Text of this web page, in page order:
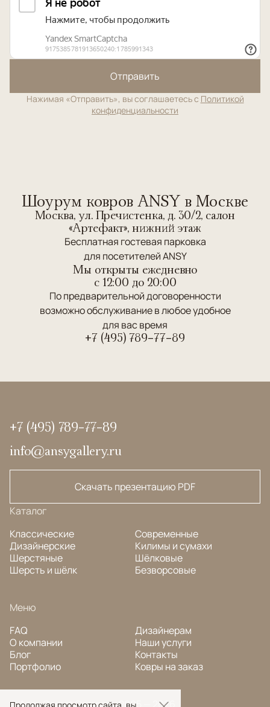
Отправить
Нажимая «Отправить», вы соглашаетесь с Политикой
конфиденциальности
Шоурум ковров ANSY в Москве
Москва, ул. Пречистенка, д. 30/2, салон
«Артефакт», нижний этаж
Бесплатная гостевая парковка
для посетителей ANSY
Мы открыты ежедневно
c 12:00 до 20:00
По предварительной договоренности
возможно обслуживание в любое удобное
для вас время
+7 (495) 789-77-89
+7 (495) 789-77-89
info@ansygallery.ru
Скачать презентацию PDF
Каталог
Классические
Дизайнерские
Шерстяные
Шерсть и шёлк
Современные
Килимы и сумахи
Шёлковые
Безворсовые
Меню
FAQ
О компании
Блог
Портфолио
Дизайнерам
Наши услуги
Контакты
Ковры на заказ
© Ansy Carpet Company 2005 — 2026